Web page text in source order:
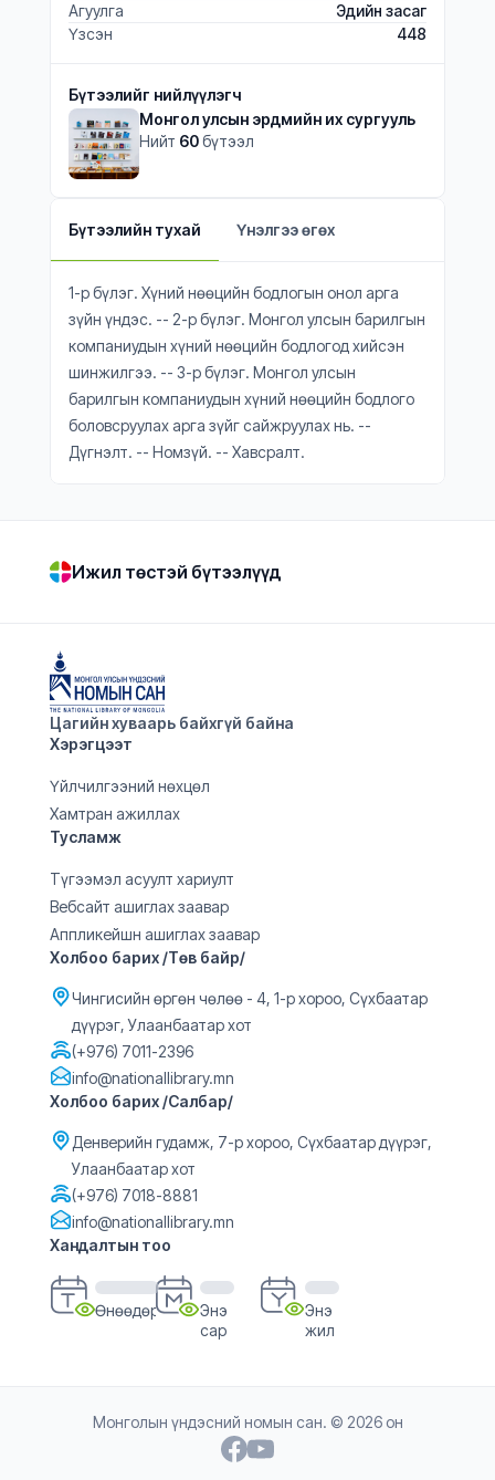
Агуулга
Эдийн засаг
Үзсэн
448
Бүтээлийг нийлүүлэгч
Монгол улсын эрдмийн их сургууль
Нийт 60бүтээл
Бүтээлийн тухай Үнэлгээ өгөх
1-р бүлэг. Хүний нөөцийн бодлогын онол арга
зүйн үндэс. -- 2-р бүлэг. Монгол улсын барилгын
компаниудын хүний нөөцийн бодлогод хийсэн
шинжилгээ. -- 3-р бүлэг. Монгол улсын
барилгын компаниудын хүний нөөцийн бодлого
боловсруулах арга зүйг сайжруулах нь. --
Дүгнэлт. -- Номзүй. -- Хавсралт.
Ижил төстэй бүтээлүүд
Цагийн хуваарь байхгүй байна
Хэрэгцээт
Үйлчилгээний нөхцөл
Хамтран ажиллах
Тусламж
Түгээмэл асуулт хариулт
Вебсайт ашиглах заавар
Аппликейшн ашиглах заавар
Холбоо барих /Төв байр/
Чингисийн өргөн чөлөө - 4, 1-р хороо, Сүхбаатар
дүүрэг, Улаанбаатар хот
(+976) 7011-2396
info@nationallibrary.mn
Холбоо барих /Салбар/
Денверийн гудамж, 7-р хороо, Сүхбаатар дүүрэг,
Улаанбаатар хот
(+976) 7018-8881
info@nationallibrary.mn
Хандалтын тоо
Өнөөдөр
Энэ
сар
Энэ
жил
Монголын үндэсний номын сан. © 2026 он